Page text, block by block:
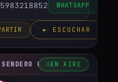
WHATSAPP
► ESCUCHAR
CRISTIANO
EN AIRE